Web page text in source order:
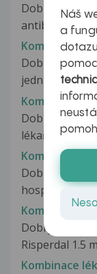
Dobry den
antibiotikum
Kombinace
Dobrý den
jednu tabletu
Kombinace
Dobrý den,
lékařky.
Kombinace léků
Dobrý
Kombinace
Dobrý den,
Risperdal 1.5
Kombinace
Náš
a